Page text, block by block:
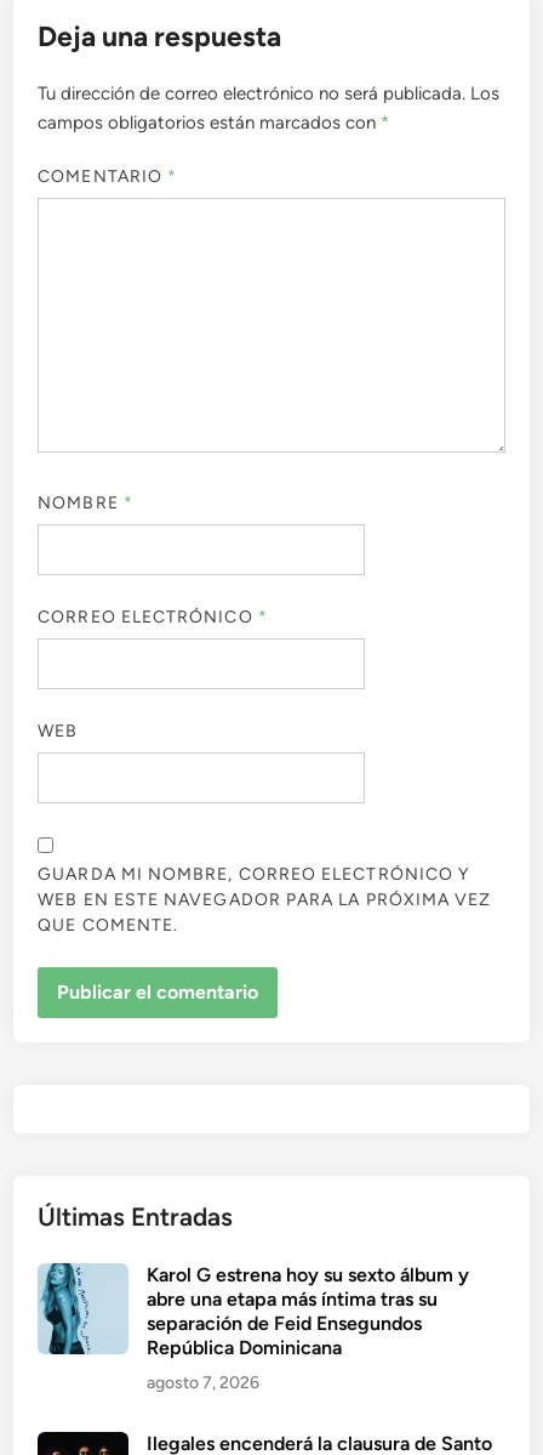
Deja una respuesta
Tu dirección de correo electrónico no será publicada. Los
campos obligatorios están marcados con *
COMENTARIO *
NOMBRE *
CORREO ELECTRÓNICO *
WEB
GUARDA MI NOMBRE, CORREO ELECTRÓNICO Y
WEB EN ESTE NAVEGADOR PARA LA PRÓXIMA VEZ
QUE COMENTE.
Últimas Entradas
Karol G estrena hoy su sexto álbum y
abre una etapa más íntima tras su
separación de Feid Ensegundos
República Dominicana
agosto 7, 2026
Ilegales encenderá la clausura de Santo